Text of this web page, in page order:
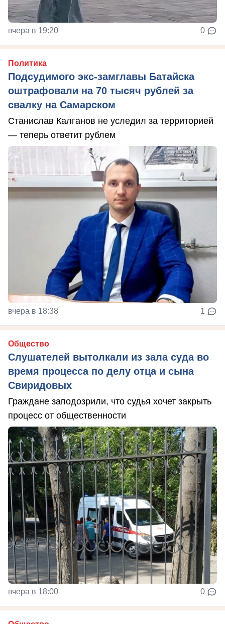
вчера в 19:20 0
Политика
Подсудимого экс-замглавы Батайска
оштрафовали на 70 тысяч рублей за
свалку на Самарском
Станислав Калганов не уследил за территорией
— теперь ответит рублем
вчера в 18:38 1
Общество
Слушателей вытолкали из зала суда во
время процесса по делу отца и сына
Свиридовых
Граждане заподозрили, что судья хочет закрыть
процесс от общественности
вчера в 18:00 0